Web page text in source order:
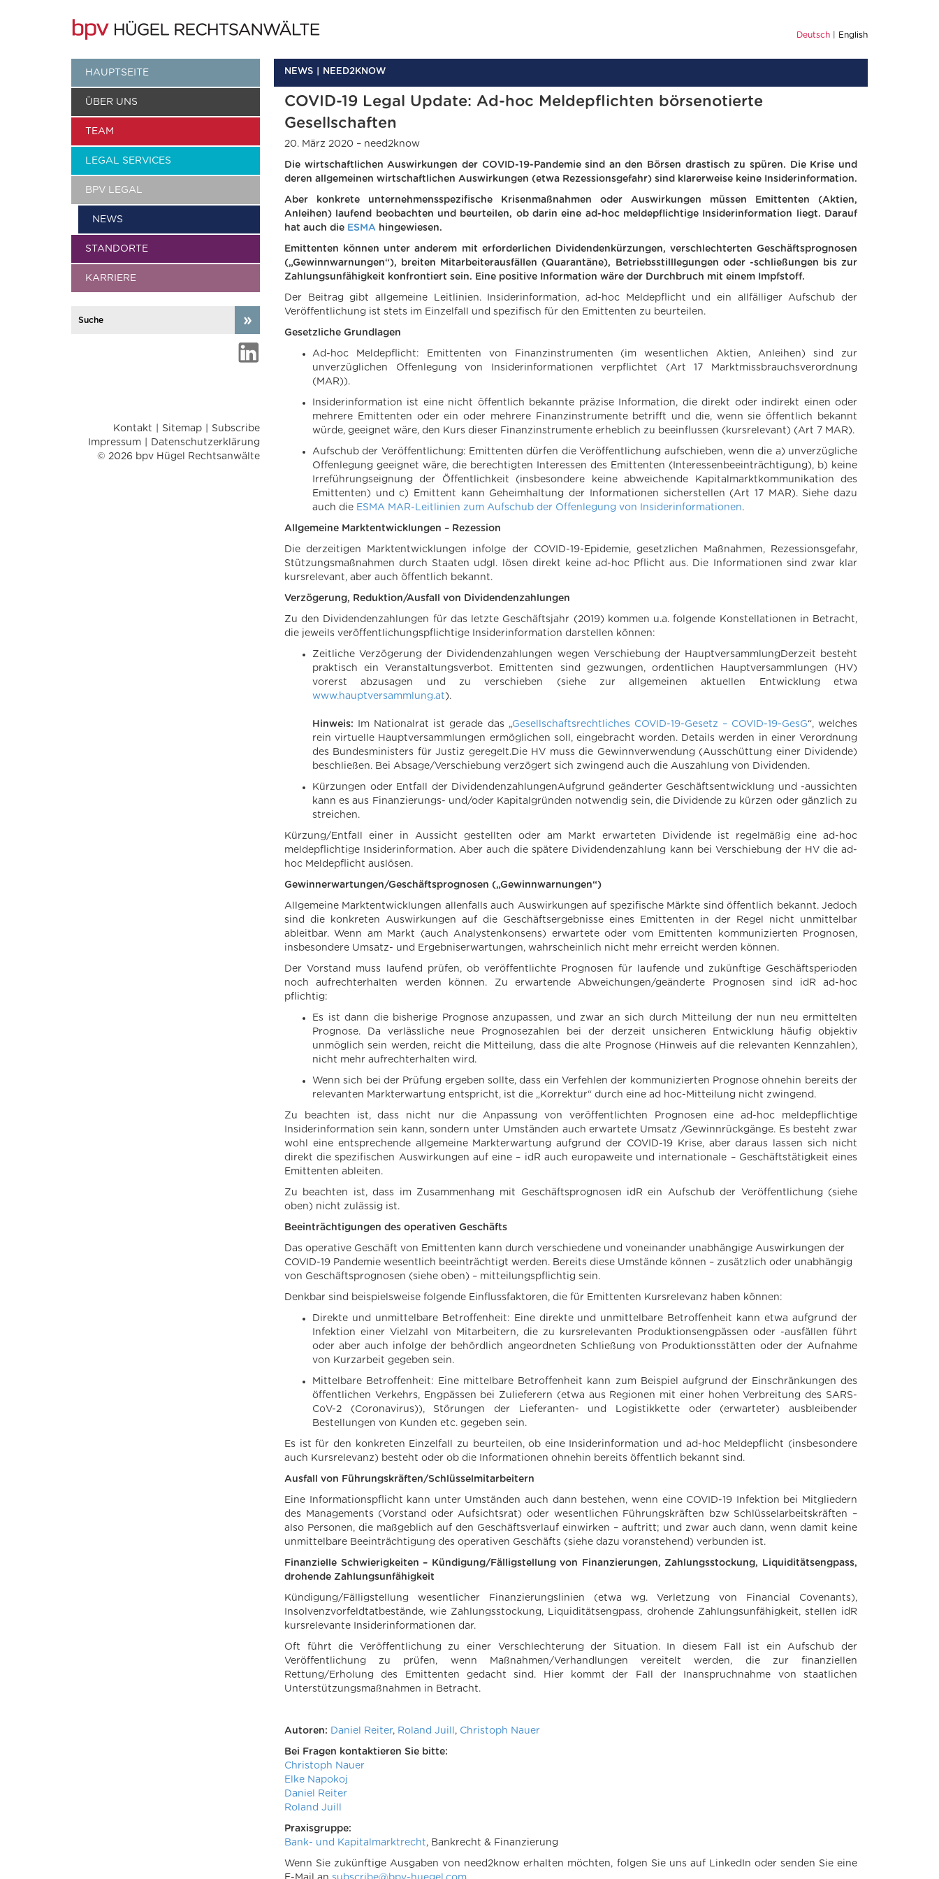
Deutsch English
HAUPTSEITE
ÜBER UNS
TEAM
LEGAL SERVICES
BPV LEGAL
NEWS
STANDORTE
KARRIERE
Kontakt Sitemap
Subscribe
Impressum
Datenschutzerklärung
© 2026 bpv Hügel Rechtsanwälte
NEWS NEED2KNOW
COVID-19 Legal Update: Ad-hoc Meldepflichten börsenotierte
Gesellschaften
20. März 2020 – need2know
Die wirtschaftlichen Auswirkungen der COVID-19-Pandemie sind an den Börsen drastisch zu spüren. Die Krise und
deren allgemeinen wirtschaftlichen Auswirkungen (etwa Rezessionsgefahr) sind klarerweise keine Insiderinformation.
Aber konkrete unternehmensspezifische Krisenmaßnahmen oder Auswirkungen müssen Emittenten (Aktien,
Anleihen) laufend beobachten und beurteilen, ob darin eine ad-hoc meldepflichtige Insiderinformation liegt. Darauf
hat auch die ESMA hingewiesen.
Emittenten können unter anderem mit erforderlichen Dividendenkürzungen, verschlechterten Geschäftsprognosen
(„Gewinnwarnungen“), breiten Mitarbeiterausfällen (Quarantäne), Betriebsstilllegungen oder -schließungen bis zur
Zahlungsunfähigkeit konfrontiert sein. Eine positive Information wäre der Durchbruch mit einem Impfstoff.
Der Beitrag gibt allgemeine Leitlinien. Insiderinformation, ad-hoc Meldepflicht und ein allfälliger Aufschub der
Veröffentlichung ist stets im Einzelfall und spezifisch für den Emittenten zu beurteilen.
Gesetzliche Grundlagen
Ad-hoc Meldepflicht: Emittenten von Finanzinstrumenten (im wesentlichen Aktien, Anleihen) sind zur
unverzüglichen Offenlegung von Insiderinformationen verpflichtet (Art 17 Marktmissbrauchsverordnung
(MAR)).
Insiderinformation ist eine nicht öffentlich bekannte präzise Information, die direkt oder indirekt einen oder
mehrere Emittenten oder ein oder mehrere Finanzinstrumente betrifft und die, wenn sie öffentlich bekannt
würde, geeignet wäre, den Kurs dieser Finanzinstrumente erheblich zu beeinflussen (kursrelevant) (Art 7 MAR).
Aufschub der Veröffentlichung: Emittenten dürfen die Veröffentlichung aufschieben, wenn die a) unverzügliche
Offenlegung geeignet wäre, die berechtigten Interessen des Emittenten (Interessenbeeinträchtigung), b) keine
Irreführungseignung der Öffentlichkeit (insbesondere keine abweichende Kapitalmarktkommunikation des
Emittenten) und c) Emittent kann Geheimhaltung der Informationen sicherstellen (Art 17 MAR). Siehe dazu
auch die ESMA MAR-Leitlinien zum Aufschub der Offenlegung von Insiderinformationen.
Allgemeine Marktentwicklungen – Rezession
Die derzeitigen Marktentwicklungen infolge der COVID-19-Epidemie, gesetzlichen Maßnahmen, Rezessionsgefahr,
Stützungsmaßnahmen durch Staaten udgl. lösen direkt keine ad-hoc Pflicht aus. Die Informationen sind zwar klar
kursrelevant, aber auch öffentlich bekannt.
Verzögerung, Reduktion/Ausfall von Dividendenzahlungen
Zu den Dividendenzahlungen für das letzte Geschäftsjahr (2019) kommen u.a. folgende Konstellationen in Betracht,
die jeweils veröffentlichungspflichtige Insiderinformation darstellen können:
Zeitliche Verzögerung der Dividendenzahlungen wegen Verschiebung der HauptversammlungDerzeit besteht
praktisch ein Veranstaltungsverbot. Emittenten sind gezwungen, ordentlichen Hauptversammlungen (HV)
vorerst abzusagen und zu verschieben (siehe zur allgemeinen aktuellen Entwicklung etwa
www.hauptversammlung.at).
Hinweis: Im Nationalrat ist gerade das „Gesellschaftsrechtliches COVID-19-Gesetz – COVID-19-GesG“, welches
rein virtuelle Hauptversammlungen ermöglichen soll, eingebracht worden. Details werden in einer Verordnung
des Bundesministers für Justiz geregelt.Die HV muss die Gewinnverwendung (Ausschüttung einer Dividende)
beschließen. Bei Absage/Verschiebung verzögert sich zwingend auch die Auszahlung von Dividenden.
Kürzungen oder Entfall der DividendenzahlungenAufgrund geänderter Geschäftsentwicklung und -aussichten
kann es aus Finanzierungs- und/oder Kapitalgründen notwendig sein, die Dividende zu kürzen oder gänzlich zu
streichen.
Kürzung/Entfall einer in Aussicht gestellten oder am Markt erwarteten Dividende ist regelmäßig eine ad-hoc
meldepflichtige Insiderinformation. Aber auch die spätere Dividendenzahlung kann bei Verschiebung der HV die ad-
hoc Meldepflicht auslösen.
Gewinnerwartungen/Geschäftsprognosen („Gewinnwarnungen“)
Allgemeine Marktentwicklungen allenfalls auch Auswirkungen auf spezifische Märkte sind öffentlich bekannt. Jedoch
sind die konkreten Auswirkungen auf die Geschäftsergebnisse eines Emittenten in der Regel nicht unmittelbar
ableitbar. Wenn am Markt (auch Analystenkonsens) erwartete oder vom Emittenten kommunizierten Prognosen,
insbesondere Umsatz- und Ergebniserwartungen, wahrscheinlich nicht mehr erreicht werden können.
Der Vorstand muss laufend prüfen, ob veröffentlichte Prognosen für laufende und zukünftige Geschäftsperioden
noch aufrechterhalten werden können. Zu erwartende Abweichungen/geänderte Prognosen sind idR ad-hoc
pflichtig:
Es ist dann die bisherige Prognose anzupassen, und zwar an sich durch Mitteilung der nun neu ermittelten
Prognose. Da verlässliche neue Prognosezahlen bei der derzeit unsicheren Entwicklung häufig objektiv
unmöglich sein werden, reicht die Mitteilung, dass die alte Prognose (Hinweis auf die relevanten Kennzahlen),
nicht mehr aufrechterhalten wird.
Wenn sich bei der Prüfung ergeben sollte, dass ein Verfehlen der kommunizierten Prognose ohnehin bereits der
relevanten Markterwartung entspricht, ist die „Korrektur“ durch eine ad hoc-Mitteilung nicht zwingend.
Zu beachten ist, dass nicht nur die Anpassung von veröffentlichten Prognosen eine ad-hoc meldepflichtige
Insiderinformation sein kann, sondern unter Umständen auch erwartete Umsatz /Gewinnrückgänge. Es besteht zwar
wohl eine entsprechende allgemeine Markterwartung aufgrund der COVID-19 Krise, aber daraus lassen sich nicht
direkt die spezifischen Auswirkungen auf eine – idR auch europaweite und internationale – Geschäftstätigkeit eines
Emittenten ableiten.
Zu beachten ist, dass im Zusammenhang mit Geschäftsprognosen idR ein Aufschub der Veröffentlichung (siehe
oben) nicht zulässig ist.
Beeinträchtigungen des operativen Geschäfts
Das operative Geschäft von Emittenten kann durch verschiedene und voneinander unabhängige Auswirkungen der
COVID-19 Pandemie wesentlich beeinträchtigt werden. Bereits diese Umstände können – zusätzlich oder unabhängig
von Geschäftsprognosen (siehe oben) – mitteilungspflichtig sein.
Denkbar sind beispielsweise folgende Einflussfaktoren, die für Emittenten Kursrelevanz haben können:
Direkte und unmittelbare Betroffenheit: Eine direkte und unmittelbare Betroffenheit kann etwa aufgrund der
Infektion einer Vielzahl von Mitarbeitern, die zu kursrelevanten Produktionsengpässen oder -ausfällen führt
oder aber auch infolge der behördlich angeordneten Schließung von Produktionsstätten oder der Aufnahme
von Kurzarbeit gegeben sein.
Mittelbare Betroffenheit: Eine mittelbare Betroffenheit kann zum Beispiel aufgrund der Einschränkungen des
öffentlichen Verkehrs, Engpässen bei Zulieferern (etwa aus Regionen mit einer hohen Verbreitung des SARS-
CoV-2 (Coronavirus)), Störungen der Lieferanten- und Logistikkette oder (erwarteter) ausbleibender
Bestellungen von Kunden etc. gegeben sein.
Es ist für den konkreten Einzelfall zu beurteilen, ob eine Insiderinformation und ad-hoc Meldepflicht (insbesondere
auch Kursrelevanz) besteht oder ob die Informationen ohnehin bereits öffentlich bekannt sind.
Ausfall von Führungskräften/Schlüsselmitarbeitern
Eine Informationspflicht kann unter Umständen auch dann bestehen, wenn eine COVID-19 Infektion bei Mitgliedern
des Managements (Vorstand oder Aufsichtsrat) oder wesentlichen Führungskräften bzw Schlüsselarbeitskräften –
also Personen, die maßgeblich auf den Geschäftsverlauf einwirken – auftritt; und zwar auch dann, wenn damit keine
unmittelbare Beeinträchtigung des operativen Geschäfts (siehe dazu voranstehend) verbunden ist.
Finanzielle Schwierigkeiten – Kündigung/Fälligstellung von Finanzierungen, Zahlungsstockung, Liquiditätsengpass,
drohende Zahlungsunfähigkeit
Kündigung/Fälligstellung wesentlicher Finanzierungslinien (etwa wg. Verletzung von Financial Covenants),
Insolvenzvorfeldtatbestände, wie Zahlungsstockung, Liquiditätsengpass, drohende Zahlungsunfähigkeit, stellen idR
kursrelevante Insiderinformationen dar.
Oft führt die Veröffentlichung zu einer Verschlechterung der Situation. In diesem Fall ist ein Aufschub der
Veröffentlichung zu prüfen, wenn Maßnahmen/Verhandlungen vereitelt werden, die zur finanziellen
Rettung/Erholung des Emittenten gedacht sind. Hier kommt der Fall der Inanspruchnahme von staatlichen
Unterstützungsmaßnahmen in Betracht.
Autoren: Daniel Reiter, Roland Juill , Christoph Nauer
Bei Fragen kontaktieren Sie bitte:
Christoph Nauer
Elke Napokoj
Daniel Reiter
Roland Juill
Praxisgruppe:
Bank- und Kapitalmarktrecht, Bankrecht & Finanzierung
Wenn Sie zukünftige Ausgaben von need2know erhalten möchten, folgen Sie uns auf LinkedIn oder senden Sie eine